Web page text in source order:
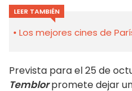
LEER TAMBIÉN
Los mejores cines de
Prevista para el 25 de
Temblorpromete dejar